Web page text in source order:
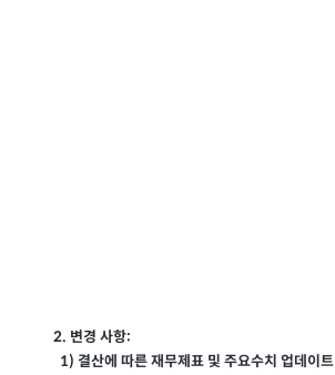
2. 변경 사항:
1) 결산에 따른 재무제표 및 주요수치 업데이트